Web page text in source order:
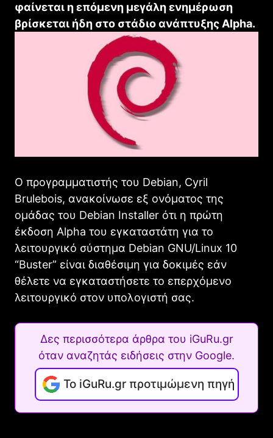
φαίνεται η επόμενη μεγάλη ενημέρωση
βρίσκεται ήδη στο στάδιο ανάπτυξης Alpha.
Ο προγραμματιστής του Debian, Cyril
Brulebois, ανακοίνωσε εξ ονόματος της
ομάδας του Debian Installer ότι η πρώτη
έκδοση Alpha του εγκαταστάτη για το
λειτουργικό σύστημα Debian GNU/Linux 10
“Buster” είναι διαθέσιμη για δοκιμές εάν
θέλετε να εγκαταστήσετε το επερχόμενο
λειτουργικό στον υπολογιστή σας.
Δες περισσότερα άρθρα του iGuRu.gr
όταν αναζητάς ειδήσεις στην Google.
Το iGuRu.gr προτιμώμενη πηγή